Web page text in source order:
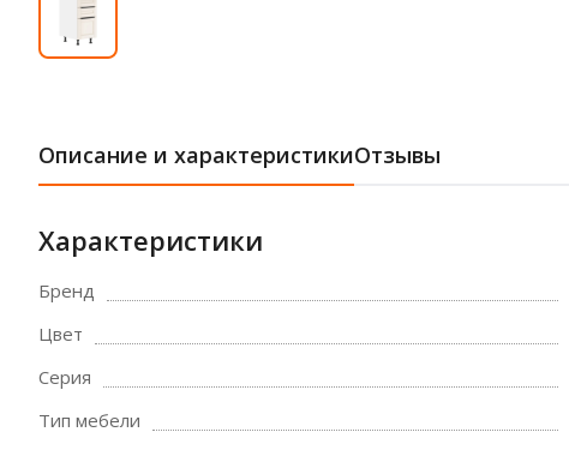
Описание и характеристикиОтзывы
Характеристики
Бренд
Цвет
Серия
Тип мебели